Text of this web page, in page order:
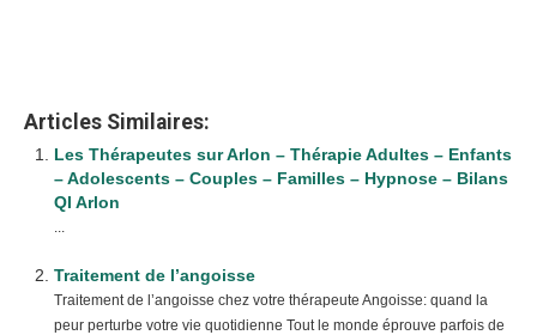
Articles Similaires:
Les Thérapeutes sur Arlon – Thérapie Adultes – Enfants
– Adolescents – Couples – Familles – Hypnose – Bilans
QI Arlon
...
Traitement de l’angoisse
Traitement de l’angoisse chez votre thérapeute Angoisse: quand la
peur perturbe votre vie quotidienne Tout le monde éprouve parfois de